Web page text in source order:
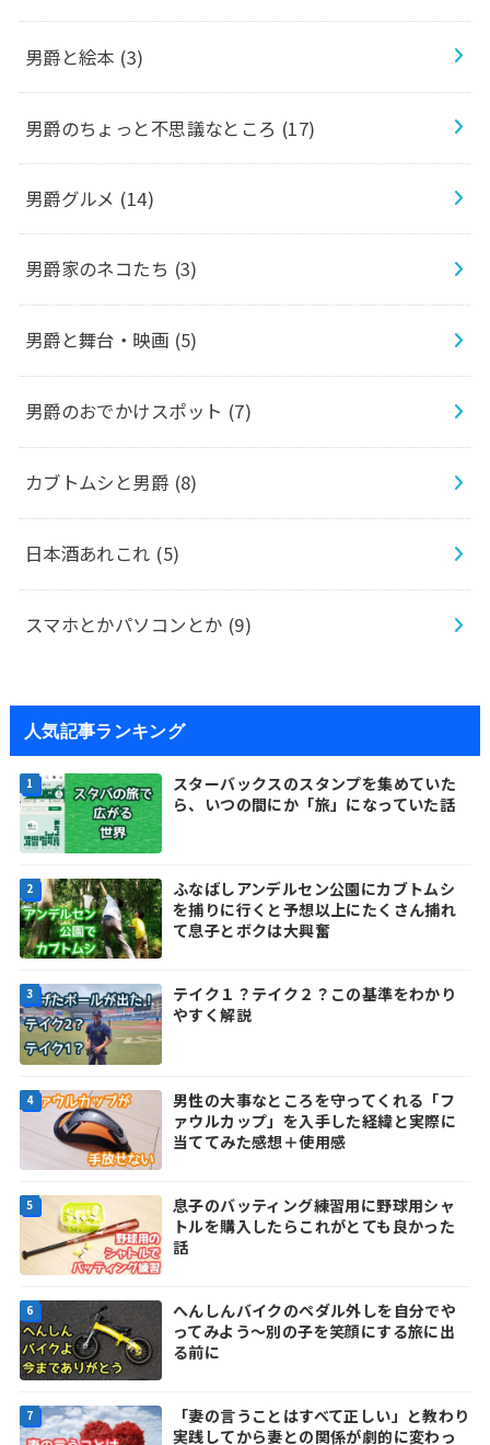
男爵と絵本 (3)
男爵のちょっと不思議なところ (17)
男爵グルメ (14)
男爵家のネコたち (3)
男爵と舞台・映画 (5)
男爵のおでかけスポット (7)
カブトムシと男爵 (8)
日本酒あれこれ (5)
スマホとかパソコンとか (9)
人気記事ランキング
スターバックスのスタンプを集めていた
ら、いつの間にか「旅」になっていた話
ふなばしアンデルセン公園にカブトムシ
を捕りに行くと予想以上にたくさん捕れ
て息子とボクは大興奮
テイク１？テイク２？この基準をわかり
やすく解説
男性の大事なところを守ってくれる「フ
ァウルカップ」を入手した経緯と実際に
当ててみた感想＋使用感
息子のバッティング練習用に野球用シャ
トルを購入したらこれがとても良かった
話
へんしんバイクのペダル外しを自分でや
ってみよう～別の子を笑顔にする旅に出
る前に
「妻の言うことはすべて正しい」と教わり
実践してから妻との関係が劇的に変わっ